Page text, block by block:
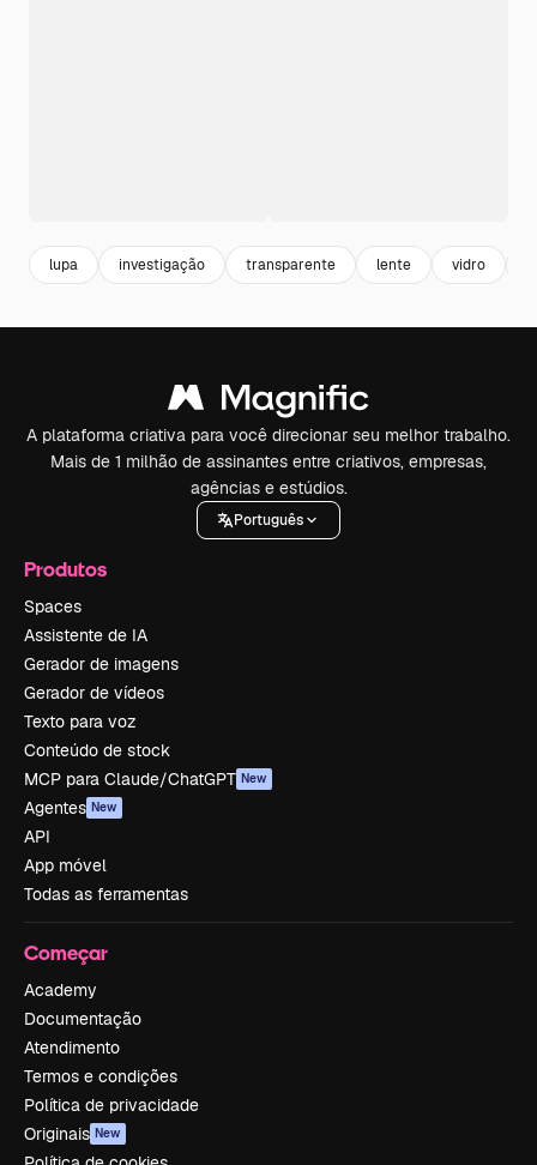
lupa investigação transparente lente vidro
A plataforma criativa para você direcionar seu melhor trabalho.
Mais de 1 milhão de assinantes entre criativos, empresas,
agências e estúdios.
Português
Produtos
Spaces
Assistente de IA
Gerador de imagens
Gerador de vídeos
Texto para voz
Conteúdo de stock
MCP para Claude/ChatGPT New
Agentes New
API
App móvel
Todas as ferramentas
Começar
Academy
Documentação
Atendimento
Termos e condições
Política de privacidade
Originais New